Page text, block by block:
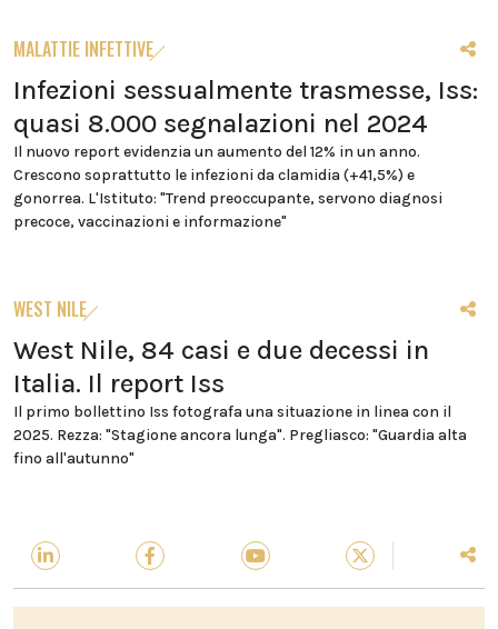
MALATTIE INFETTIVE
Infezioni sessualmente trasmesse, Iss:
quasi 8.000 segnalazioni nel 2024
Il nuovo report evidenzia un aumento del 12% in un anno.
Crescono soprattutto le infezioni da clamidia (+41,5%) e
gonorrea. L'Istituto: "Trend preoccupante, servono diagnosi
precoce, vaccinazioni e informazione"
WEST NILE
West Nile, 84 casi e due decessi in
Italia. Il report Iss
Il primo bollettino Iss fotografa una situazione in linea con il
2025. Rezza: "Stagione ancora lunga". Pregliasco: "Guardia alta
fino all'autunno"